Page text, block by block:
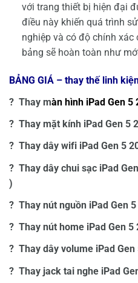
với trang thiết bị hiện đại
điều này khiến quá trình
nghiệp và có độ chính
bảng sẽ hoàn toàn như
BẢNG GIÁ – thay thế linh
? Thay màn hình iPad Gen 5
? Thay mặt kính iPad Gen 5
? Thay dây wifi iPad Gen 5
? Thay dây chui sạc iPad
)
? Thay nút nguồn iPad Gen
? Thay nút home iPad Gen 5
? Thay dây volume iPad Gen
? Thay jack tai nghe iPad